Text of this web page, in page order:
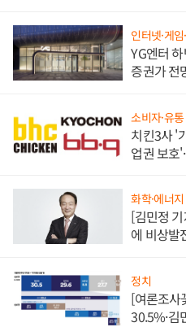
인터넷·게
YG엔터
증권가 전
소비자·유통
치킨3사 '
업권 보호
화학·에너지
[김민정
에 비상발
정치
[여론조사
30.5%·김